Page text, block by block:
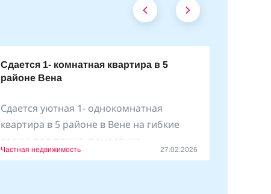
Сдается 1- комнатная квартира в 5
районе Вена
Сдается уютная 1- однокомнатная
квартира в 5 районе в Вене на гибкие
сроки: посуточно, помесячно
Частная недвижимость 27.02.2026